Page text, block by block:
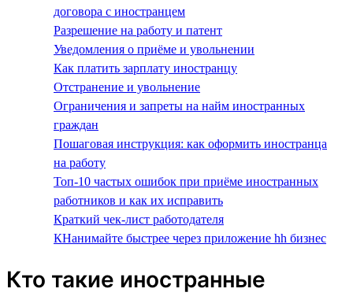
договора с иностранцем
Разрешение на работу и патент
Уведомления о приёме и увольнении
Как платить зарплату иностранцу
Отстранение и увольнение
Ограничения и запреты на найм иностранных
граждан
Пошаговая инструкция: как оформить иностранца
на работу
Топ-10 частых ошибок при приёме иностранных
работников и как их исправить
Краткий чек-лист работодателя
КНанимайте быстрее через приложение hh бизнес
Кто такие иностранные